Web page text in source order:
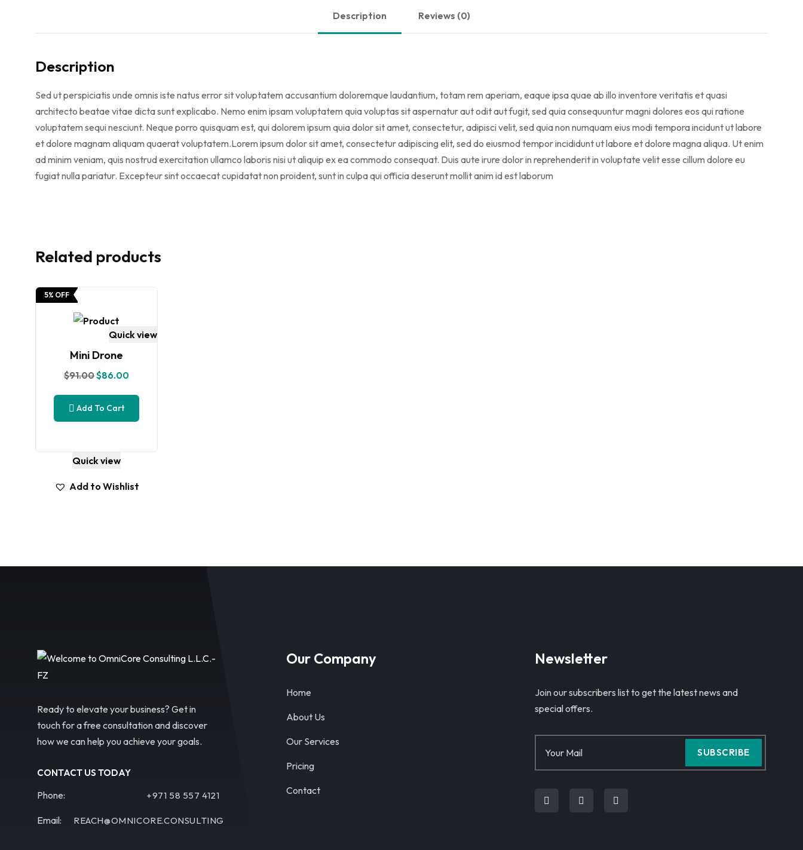
Description Reviews (0)
Description
Sed ut perspiciatis unde omnis iste natus error sit voluptatem accusantium doloremque laudantium, totam rem aperiam, eaque ipsa quae ab illo inventore veritatis et quasi
architecto beatae vitae dicta sunt explicabo. Nemo enim ipsam voluptatem quia voluptas sit aspernatur aut odit aut fugit, sed quia consequuntur magni dolores eos qui ratione
voluptatem sequi nesciunt. Neque porro quisquam est, qui dolorem ipsum quia dolor sit amet, consectetur, adipisci velit, sed quia non numquam eius modi tempora incidunt ut labore
et dolore magnam aliquam quaerat voluptatem.Lorem ipsum dolor sit amet, consectetur adipiscing elit, sed do eiusmod tempor incididunt ut labore et dolore magna aliqua. Ut enim
ad minim veniam, quis nostrud exercitation ullamco laboris nisi ut aliquip ex ea commodo consequat. Duis aute irure dolor in reprehenderit in voluptate velit esse cillum dolore eu
fugiat nulla pariatur. Excepteur sint occaecat cupidatat non proident, sunt in culpa qui officia deserunt mollit anim id est laborum
Related products
5% OFF
Quick view
Mini Drone
$91.00$86.00
Add To Cart
Quick view
Add to Wishlist
Ready to elevate your business? Get in
touch for a free consultation and discover
how we can help you achieve your goals.
CONTACT US TODAY
Phone: +971 58 557 4121
Email: REACH@OMNICORE.CONSULTING
Our Company
Home
About Us
Our Services
Pricing
Contact
Newsletter
Join our subscribers list to get the latest news and
special offers.
SUBSCRIBE